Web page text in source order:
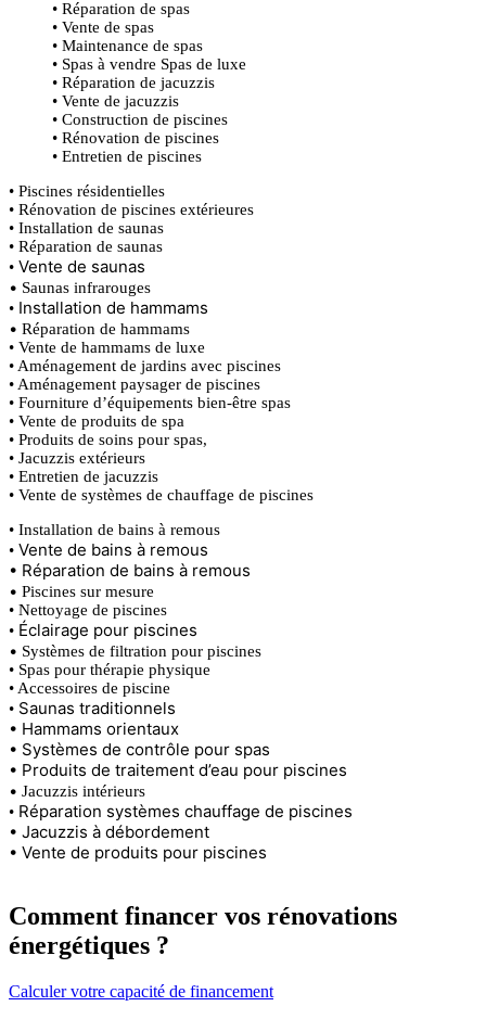
• Réparation de spas
• Vente de spas
• Maintenance de spas
• Spas à vendre Spas de luxe
• Réparation de jacuzzis
• Vente de jacuzzis
• Construction de piscines
• Rénovation de piscines
• Entretien de piscines
• Piscines résidentielles
• Rénovation de piscines extérieures
• Installation de saunas
• Réparation de saunas
• Vente de saunas
• Saunas infrarouges
• Installation de hammams
• Réparation de hammams
• Vente de hammams de luxe
• Aménagement de jardins avec piscines
• Aménagement paysager de piscines
• Fourniture d’équipements bien-être spas
• Vente de produits de spa
• Produits de soins pour spas,
• Jacuzzis extérieurs
• Entretien de jacuzzis
• Vente de systèmes de chauffage de piscines
• Installation de bains à remous
• Vente de bains à remous
• Réparation de bains à remous
• Piscines sur mesure
• Nettoyage de piscines
• Éclairage pour piscines
• Systèmes de filtration pour piscines
• Spas pour thérapie physique
• Accessoires de piscine
• Saunas traditionnels
• Hammams orientaux
• Systèmes de contrôle pour spas
• Produits de traitement d’eau pour piscines
• Jacuzzis intérieurs
• Réparation systèmes chauffage de piscines
• Jacuzzis à débordement
• Vente de produits pour piscines
Comment financer vos rénovations
énergétiques ?
Calculer votre capacité de financement